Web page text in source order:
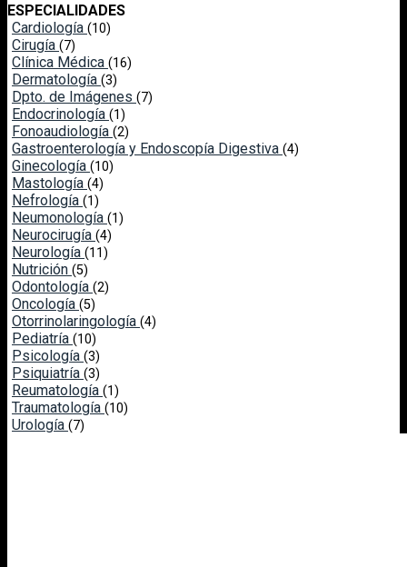
ESPECIALIDADES
Cardiología (10)
Cirugía (7)
Clínica Médica (16)
Dermatología (3)
Dpto. de Imágenes (7)
Endocrinología (1)
Fonoaudiología (2)
Gastroenterología y Endoscopía Digestiva (4)
Ginecología (10)
Mastología (4)
Nefrología (1)
Neumonología (1)
Neurocirugía (4)
Neurología (11)
Nutrición (5)
Odontología (2)
Oncología (5)
Otorrinolaringología (4)
Pediatría (10)
Psicología (3)
Psiquiatría (3)
Reumatología (1)
Traumatología (10)
Urología (7)